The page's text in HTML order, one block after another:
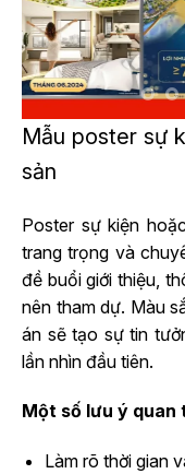
Mẫu poster sự
sản
Poster sự kiện
trang trọng và
đề buổi giới thiệu,
nên tham dự. Màu
án sẽ tạo sự tin
lần nhìn đầu tiên.
Một số lưu ý quan
Làm rõ thời gian